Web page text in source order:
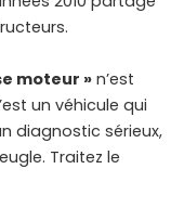
moteur » n’est
un véhicule qui
diagnostic sérieux,
Traitez le